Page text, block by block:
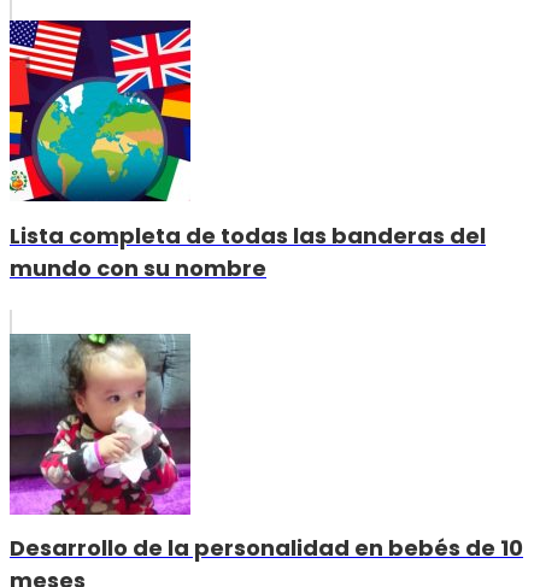
Lista completa de todas las banderas del
mundo con su nombre
Desarrollo de la personalidad en bebés de 10
meses